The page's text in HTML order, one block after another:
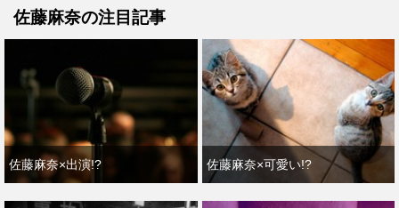
佐藤麻奈の注目記事
佐藤麻奈×出演!? 佐藤麻奈×可愛い!?